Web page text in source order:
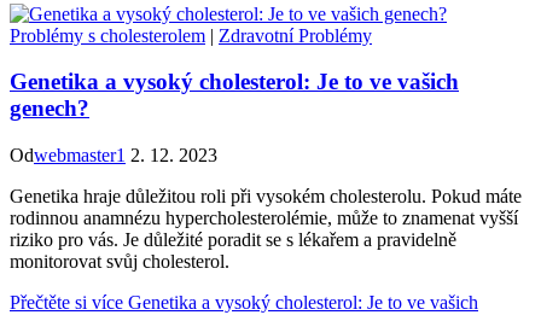
Problémy s cholesterolem | Zdravotní Problémy
Genetika a vysoký cholesterol: Je to ve vašich
genech?
Odwebmaster1 2. 12. 2023
Genetika hraje důležitou roli při vysokém cholesterolu. Pokud máte
rodinnou anamnézu hypercholesterolémie, může to znamenat vyšší
riziko pro vás. Je důležité poradit se s lékařem a pravidelně
monitorovat svůj cholesterol.
Přečtěte si více Genetika a vysoký cholesterol: Je to ve vašich